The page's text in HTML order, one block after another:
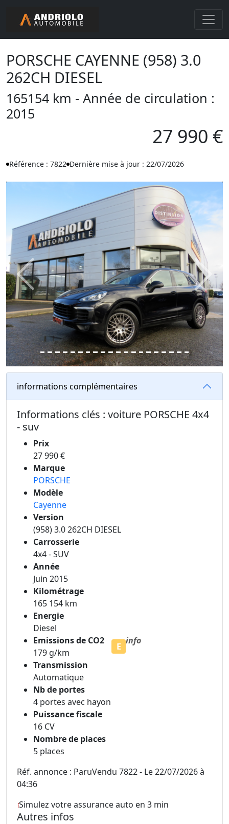
PORSCHE CAYENNE (958) 3.0
262CH DIESEL
165154 km - Année de circulation :
2015
27 990 €
Référence : 7822 Dernière mise à jour : 22/07/2026
Previous Next
informations complémentaires
Informations clés : voiture PORSCHE 4x4
- suv
Prix
27 990 €
Marque
PORSCHE
Modèle
Cayenne
Version
(958) 3.0 262CH DIESEL
Carrosserie
4x4 - SUV
Année
Juin 2015
Kilométrage
165 154 km
Energie
Diesel
Emissions de CO2
179 g/km
E
info
Transmission
Automatique
Nb de portes
4 portes avec hayon
Puissance fiscale
16 CV
Nombre de places
5 places
Réf. annonce : ParuVendu 7822 - Le 22/07/2026 à
04:36
Simulez votre assurance auto en 3 min
Autres infos